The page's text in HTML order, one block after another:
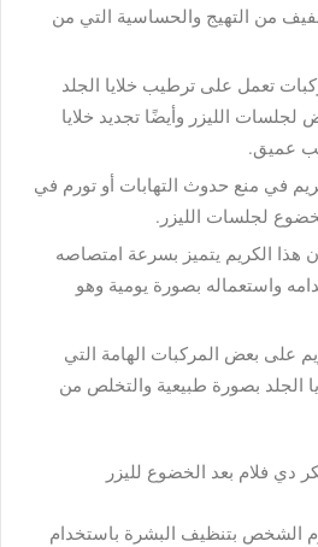
من التهيج والحساسية التي من
تعمل على ترطيب خلايا الجلد
لجلسات الليزر وأيضًا تجديد خلايا
عميق.
في منع حدوث التهابات أو تورم في
لجلسات الليزر.
هذا الكريم يتميز بسرعة امتصاصه
واستعماله بصورة يومية وهو
على بعض المركبات الهامة التي
الجلد بصورة طبيعية والتخلص من
دي فلام بعد الخضوع لليزر
الشخص بتنظيف البشرة باستخدام